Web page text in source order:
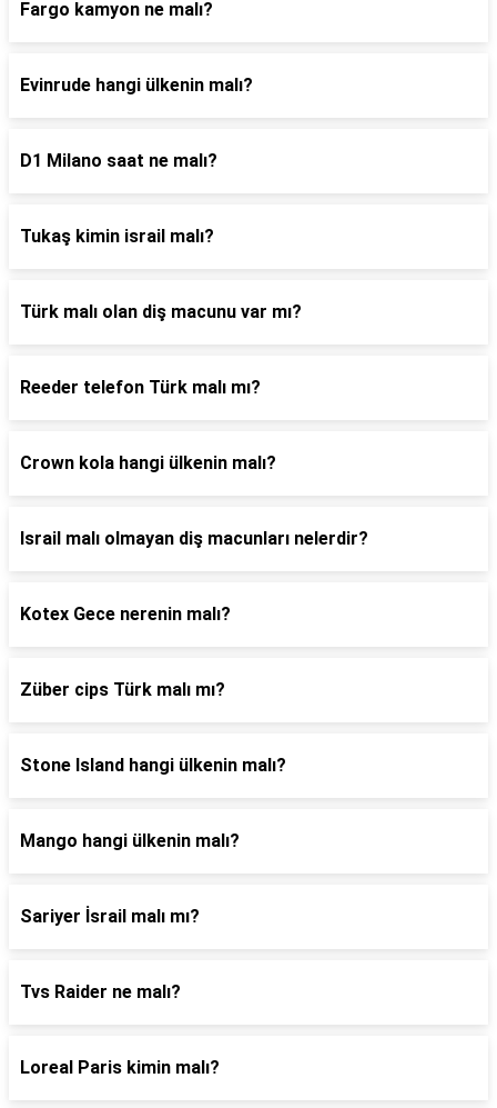
Fargo kamyon ne malı?
Evinrude hangi ülkenin malı?
D1 Milano saat ne malı?
Tukaş kimin israil malı?
Türk malı olan diş macunu var mı?
Reeder telefon Türk malı mı?
Crown kola hangi ülkenin malı?
Israil malı olmayan diş macunları nelerdir?
Kotex Gece nerenin malı?
Züber cips Türk malı mı?
Stone Island hangi ülkenin malı?
Mango hangi ülkenin malı?
Sariyer İsrail malı mı?
Tvs Raider ne malı?
Loreal Paris kimin malı?